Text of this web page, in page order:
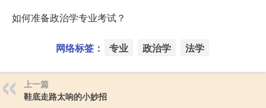
如何准备政治学专业考试？
网络标签： 专业 政治学 法学
上一篇
鞋底走路太响的小妙招